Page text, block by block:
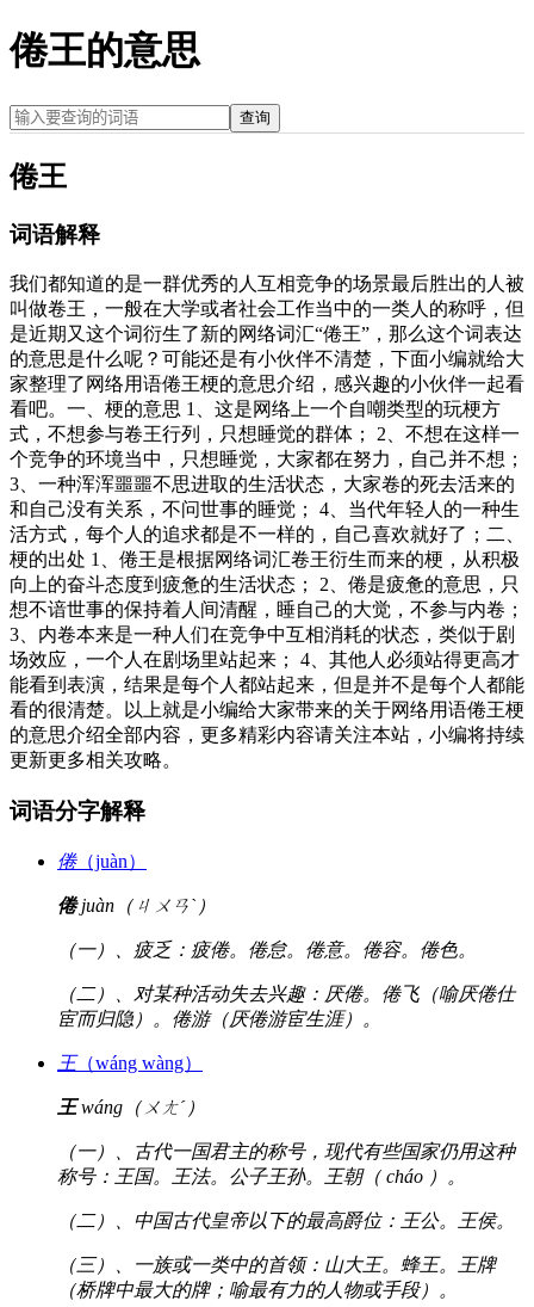
倦王的意思
查询
倦王
词语解释
我们都知道的是一群优秀的人互相竞争的场景最后胜出的人被
叫做卷王，一般在大学或者社会工作当中的一类人的称呼，但
是近期又这个词衍生了新的网络词汇“倦王”，那么这个词表达
的意思是什么呢？可能还是有小伙伴不清楚，下面小编就给大
家整理了网络用语倦王梗的意思介绍，感兴趣的小伙伴一起看
看吧。一、梗的意思 1、这是网络上一个自嘲类型的玩梗方
式，不想参与卷王行列，只想睡觉的群体； 2、不想在这样一
个竞争的环境当中，只想睡觉，大家都在努力，自己并不想；
3、一种浑浑噩噩不思进取的生活状态，大家卷的死去活来的
和自己没有关系，不问世事的睡觉； 4、当代年轻人的一种生
活方式，每个人的追求都是不一样的，自己喜欢就好了；二、
梗的出处 1、倦王是根据网络词汇卷王衍生而来的梗，从积极
向上的奋斗态度到疲惫的生活状态； 2、倦是疲惫的意思，只
想不谙世事的保持着人间清醒，睡自己的大觉，不参与内卷；
3、内卷本来是一种人们在竞争中互相消耗的状态，类似于剧
场效应，一个人在剧场里站起来； 4、其他人必须站得更高才
能看到表演，结果是每个人都站起来，但是并不是每个人都能
看的很清楚。以上就是小编给大家带来的关于网络用语倦王梗
的意思介绍全部内容，更多精彩内容请关注本站，小编将持续
更新更多相关攻略。
词语分字解释
倦（juàn）
倦juàn（ㄐㄨㄢˋ）
（一）、疲乏：疲倦。倦怠。倦意。倦容。倦色。
（二）、对某种活动失去兴趣：厌倦。倦飞（喻厌倦仕
宦而归隐）。倦游（厌倦游宦生涯）。
王（wáng wàng）
王wáng（ㄨㄤˊ）
（一）、古代一国君主的称号，现代有些国家仍用这种
称号：王国。王法。公子王孙。王朝（ cháo ）。
（二）、中国古代皇帝以下的最高爵位：王公。王侯。
（三）、一族或一类中的首领：山大王。蜂王。王牌
（桥牌中最大的牌；喻最有力的人物或手段）。